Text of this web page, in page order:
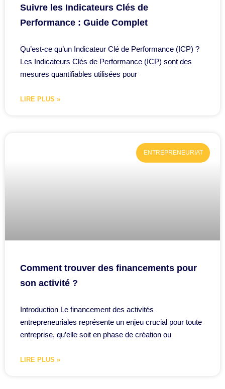
Suivre les Indicateurs Clés de
Performance : Guide Complet
Qu’est-ce qu’un Indicateur Clé de Performance (ICP) ?
Les Indicateurs Clés de Performance (ICP) sont des
mesures quantifiables utilisées pour
LIRE PLUS »
ENTREPRENEURIAT
Comment trouver des financements pour
son activité ?
Introduction Le financement des activités
entrepreneuriales représente un enjeu crucial pour toute
entreprise, qu’elle soit en phase de création ou
LIRE PLUS »